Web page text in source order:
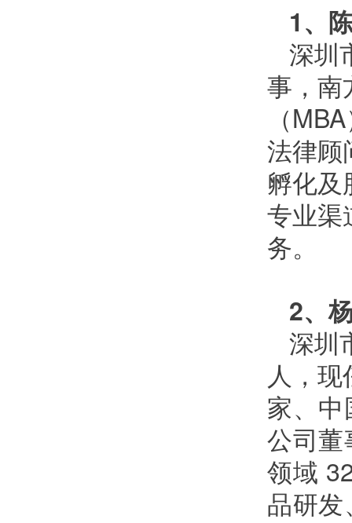
1、
深圳
事，南
（
法律顾
孵化
专业渠
务。
2、
深圳
人，
家、
公司
领域
品研